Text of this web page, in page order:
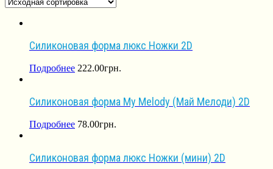
Силиконовая форма люкс Ножки 2D
Подробнее 222.00грн.
Силиконовая форма My Melody (Май Мелоди) 2D
Подробнее 78.00грн.
Силиконовая форма люкс Ножки (мини) 2D